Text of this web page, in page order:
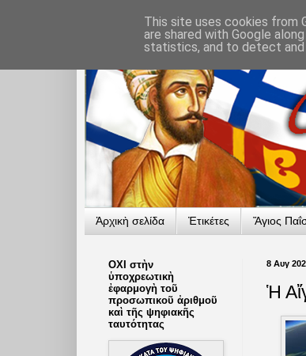
Ἀρχικὴ σελίδα Ἐτικέτες Ἅγιος
8 Αυγ
Ἡ
ΟΧΙ στὴν
ὑποχρεωτικὴ
ἐφαρμογὴ τοῦ
προσωπικοῦ ἀριθμοῦ
καὶ τῆς ψηφιακῆς
ταυτότητας
This site uses cookies from
are shared with Google
statistics, and to detect and